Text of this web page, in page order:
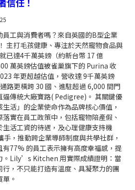
工與消費者嗎？來自英國的B型企業
主打毛孩健康、專注於天然寵物食品與
已達4千萬英鎊（約新台幣 17 億
萬英鎊估值被雀巢旗下的 Purina 收
年更超越估值，營收達 9千萬英鎊
路更橫跨 30 國、進駐超過 6,000 間門
逼傳統大廠寶路( Pedigree)。 其關鍵優
活」的企業使命作為品牌核心價值，
實在員工政策中，包括寵物陪產假、
活工資的待遇，及心理健康支持機
，推動跨企業導師制度與共學社群，
77% 的員工表示擁有高度幸福感，提
。Lily’s Kitchen 用實際成績證明：當
，不只能打造有溫度、具凝聚力的團
。